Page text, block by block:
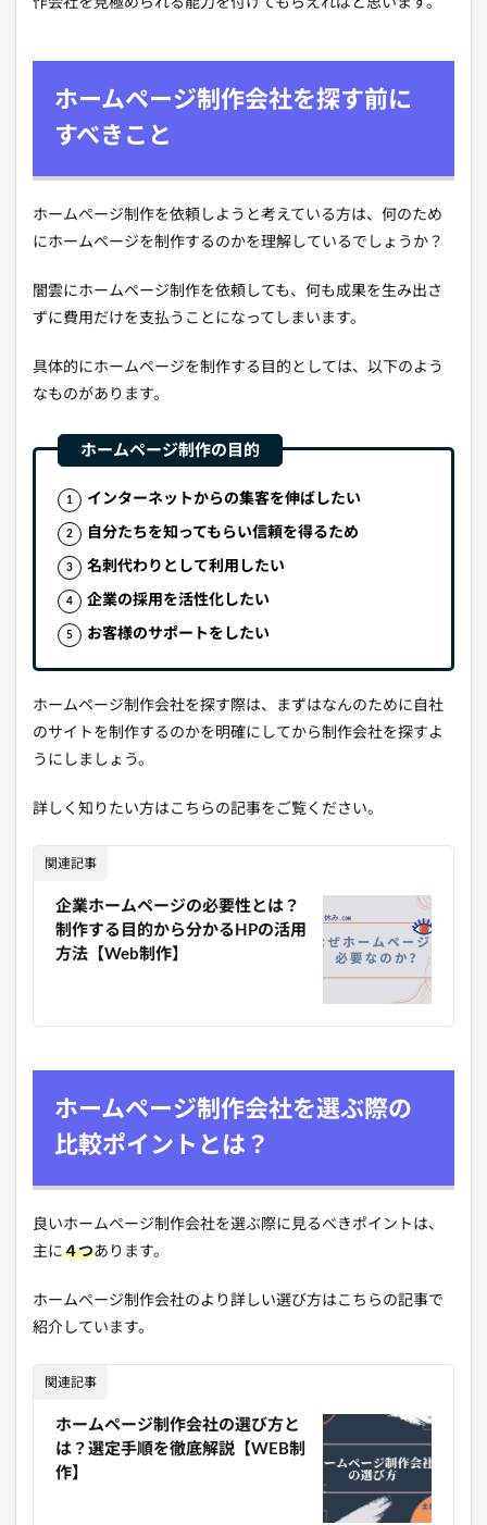
作会社を見極められる能力を付けてもらえればと思います。
ホームページ制作会社を探す前に
すべきこと
ホームページ制作を依頼しようと考えている方は、何のため
にホームページを制作するのかを理解しているでしょうか？
闇雲にホームページ制作を依頼しても、何も成果を生み出さ
ずに費用だけを支払うことになってしまいます。
具体的にホームページを制作する目的としては、以下のよう
なものがあります。
インターネットからの集客を伸ばしたい
自分たちを知ってもらい信頼を得るため
名刺代わりとして利用したい
企業の採用を活性化したい
お客様のサポートをしたい
ホームページ制作会社を探す際は、まずはなんのために自社
のサイトを制作するのかを明確にしてから制作会社を探すよ
うにしましょう。
詳しく知りたい方はこちらの記事をご覧ください。
関連記事
企業ホームページの必要性とは？
制作する目的から分かるHPの活用
方法【Web制作】
ホームページ制作会社を選ぶ際の
比較ポイントとは？
良いホームページ制作会社を選ぶ際に見るべきポイントは、
主に４つあります。
ホームページ制作会社のより詳しい選び方はこちらの記事で
紹介しています。
関連記事
ホームページ制作会社の選び方と
は？選定手順を徹底解説【WEB制
作】